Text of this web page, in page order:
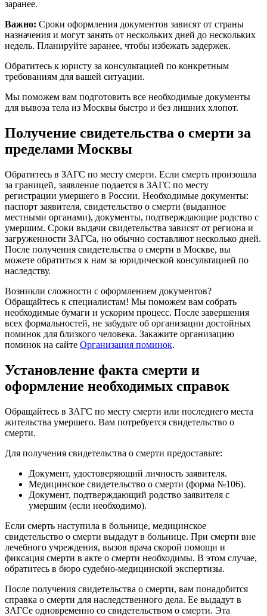
заранее.
Важно: Сроки оформления документов зависят от страны
назначения и могут занять от нескольких дней до нескольких
недель. Планируйте заранее, чтобы избежать задержек.
Обратитесь к юристу за консультацией по конкретным
требованиям для вашей ситуации.
Мы поможем вам подготовить все необходимые документы
для вывоза тела из Москвы быстро и без лишних хлопот.
Получение свидетельства о смерти за
пределами Москвы
Обратитесь в ЗАГС по месту смерти. Если смерть произошла
за границей, заявление подается в ЗАГС по месту
регистрации умершего в России. Необходимые документы:
паспорт заявителя, свидетельство о смерти (выданное
местными органами), документы, подтверждающие родство с
умершим. Сроки выдачи свидетельства зависят от региона и
загруженности ЗАГСа, но обычно составляют несколько дней.
После получения свидетельства о смерти в Москве, вы
можете обратиться к нам за юридической консультацией по
наследству.
Возникли сложности с оформлением документов?
Обращайтесь к специалистам! Мы поможем вам собрать
необходимые бумаги и ускорим процесс. После завершения
всех формальностей, не забудьте об организации достойных
поминок для близкого человека. Закажите организацию
поминок на сайте Организация поминок.
Установление факта смерти и
оформление необходимых справок
Обращайтесь в ЗАГС по месту смерти или последнего места
жительства умершего. Вам потребуется свидетельство о
смерти.
Для получения свидетельства о смерти предоставьте:
Документ, удостоверяющий личность заявителя.
Медицинское свидетельство о смерти (форма №106).
Документ, подтверждающий родство заявителя с
умершим (если необходимо).
Если смерть наступила в больнице, медицинское
свидетельство о смерти выдадут в больнице. При смерти вне
лечебного учреждения, вызов врача скорой помощи и
фиксация смерти в акте о смерти необходимы. В этом случае,
обратитесь в бюро судебно-медицинской экспертизы.
После получения свидетельства о смерти, вам понадобится
справка о смерти для наследственного дела. Ее выдадут в
ЗАГСе одновременно со свидетельством о смерти. Эта